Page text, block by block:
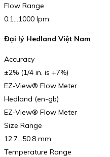
Flow Range
0.1…1000 lpm
Đại lý Hedland Việt Nam
Accuracy
±2% (1/4 in. is +7%)
EZ-View® Flow Meter
Hedland (en-gb)
EZ-View® Flow Meter
Size Range
12.7…50.8 mm
Temperature Range